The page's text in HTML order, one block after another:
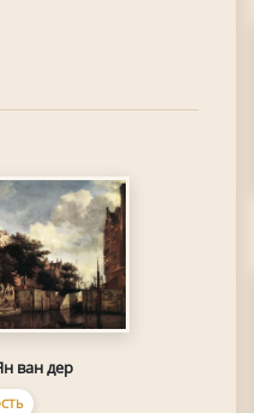
ван дер